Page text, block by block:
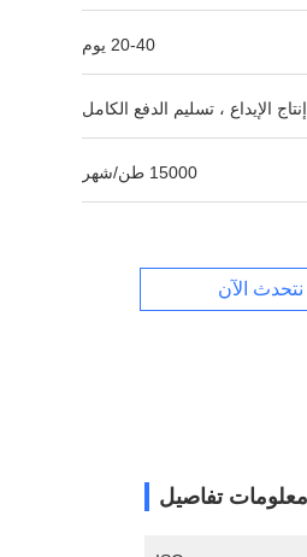
20-40 يوم
إنتاج الإيداع ، تسليم الدفع الكامل
15000 طن/شهر
نتحدث الآن
معلومات تفاصيل